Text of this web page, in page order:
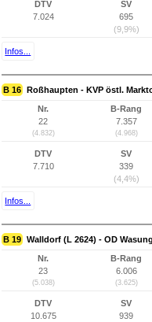
DTV
7.024
SV
695
(9,9%)
Infos...
B 16 Roßhaupten - KVP östl.
Nr.
22
(4.832)
B-Rang
7.357
(4.968)
DTV
7.710
SV
339
(4,4%)
Infos...
B 19 Walldorf (L 2624) - OD
Nr.
23
(5.038)
B-Rang
6.006
(3.625)
DTV
10.675
SV
939